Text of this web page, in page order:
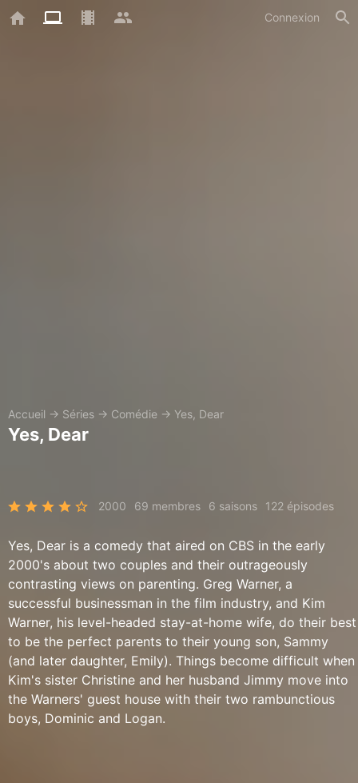
Connexion
Accueil → Séries → Comédie → Yes, Dear
Yes, Dear
2000 69 membres 6 saisons 122 épisodes
Yes, Dear is a comedy that aired on CBS in the early
2000's about two couples and their outrageously
contrasting views on parenting. Greg Warner, a
successful businessman in the film industry, and Kim
Warner, his level-headed stay-at-home wife, do their best
to be the perfect parents to their young son, Sammy
(and later daughter, Emily). Things become difficult when
Kim's sister Christine and her husband Jimmy move into
the Warners' guest house with their two rambunctious
boys, Dominic and Logan.